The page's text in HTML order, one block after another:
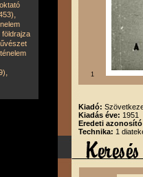
,
földrajza
, 1
Kiadó:
Kiadás éve: 1951
Eredeti
Technika: 1